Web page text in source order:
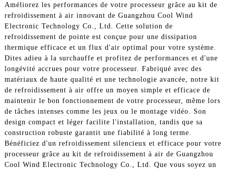
Améliorez les performances de votre processeur grâce au kit de
refroidissement à air innovant de Guangzhou Cool Wind
Electronic Technology Co., Ltd. Cette solution de
refroidissement de pointe est conçue pour une dissipation
thermique efficace et un flux d'air optimal pour votre système.
Dites adieu à la surchauffe et profitez de performances et d'une
longévité accrues pour votre processeur. Fabriqué avec des
matériaux de haute qualité et une technologie avancée, notre kit
de refroidissement à air offre un moyen simple et efficace de
maintenir le bon fonctionnement de votre processeur, même lors
de tâches intenses comme les jeux ou le montage vidéo. Son
design compact et léger facilite l'installation, tandis que sa
construction robuste garantit une fiabilité à long terme.
Bénéficiez d'un refroidissement silencieux et efficace pour votre
processeur grâce au kit de refroidissement à air de Guangzhou
Cool Wind Electronic Technology Co., Ltd. Que vous soyez un